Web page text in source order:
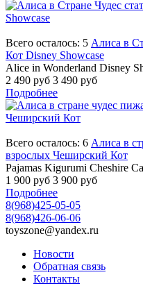
Всего осталось: 5 Алиса в
Кот Disney Showcase
Alice in Wonderland Disney
2 490 руб 3 490 руб
Подробнее
Всего осталось: 6 Алиса в
взрослых Чеширский Кот
Pajamas Kigurumi Cheshire
1 900 руб 3 900 руб
Подробнее
8(968)425-05-05
8(968)426-06-06
toyszone@yandex.ru
Новости
Обратная связь
Контакты